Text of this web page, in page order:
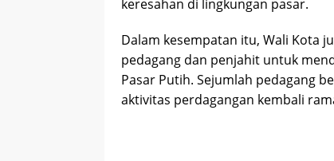
keresahan di lingkungan pasar.
Dalam kesempatan itu, Wali Kota
pedagang dan penjahit untuk
Pasar Putih. Sejumlah pedagang
aktivitas perdagangan kembali